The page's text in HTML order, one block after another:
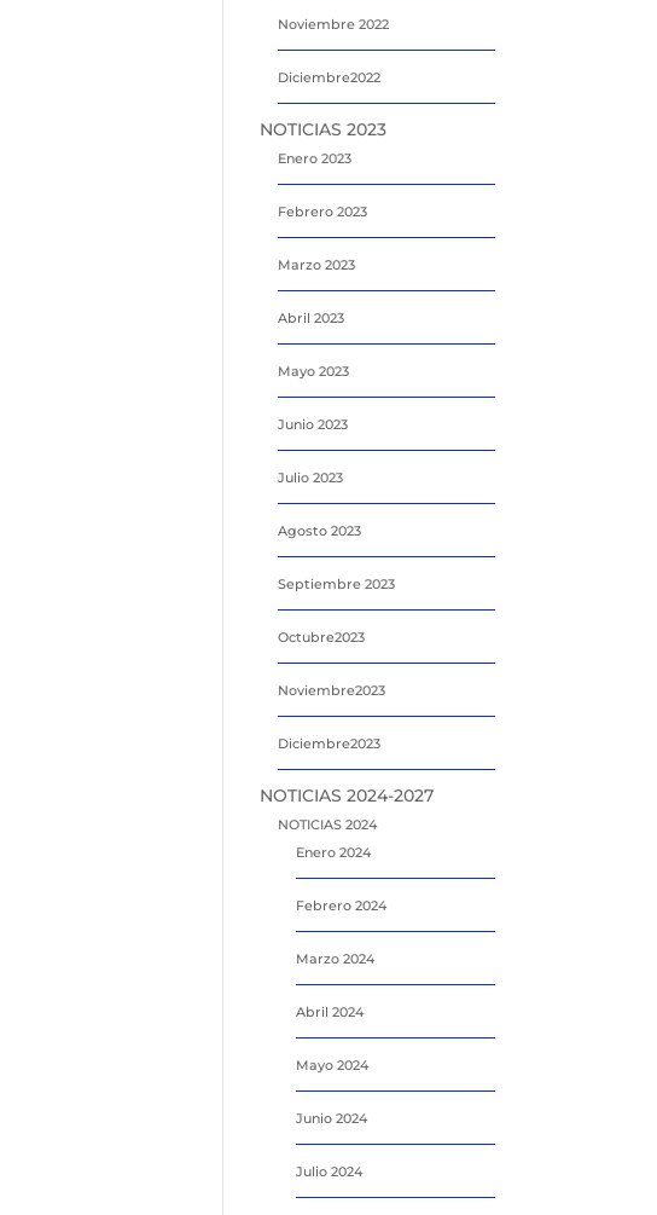
Noviembre 2022
Diciembre2022
NOTICIAS 2023
Enero 2023
Febrero 2023
Marzo 2023
Abril 2023
Mayo 2023
Junio 2023
Julio 2023
Agosto 2023
Septiembre 2023
Octubre2023
Noviembre2023
Diciembre2023
NOTICIAS 2024-2027
NOTICIAS 2024
Enero 2024
Febrero 2024
Marzo 2024
Abril 2024
Mayo 2024
Junio 2024
Julio 2024